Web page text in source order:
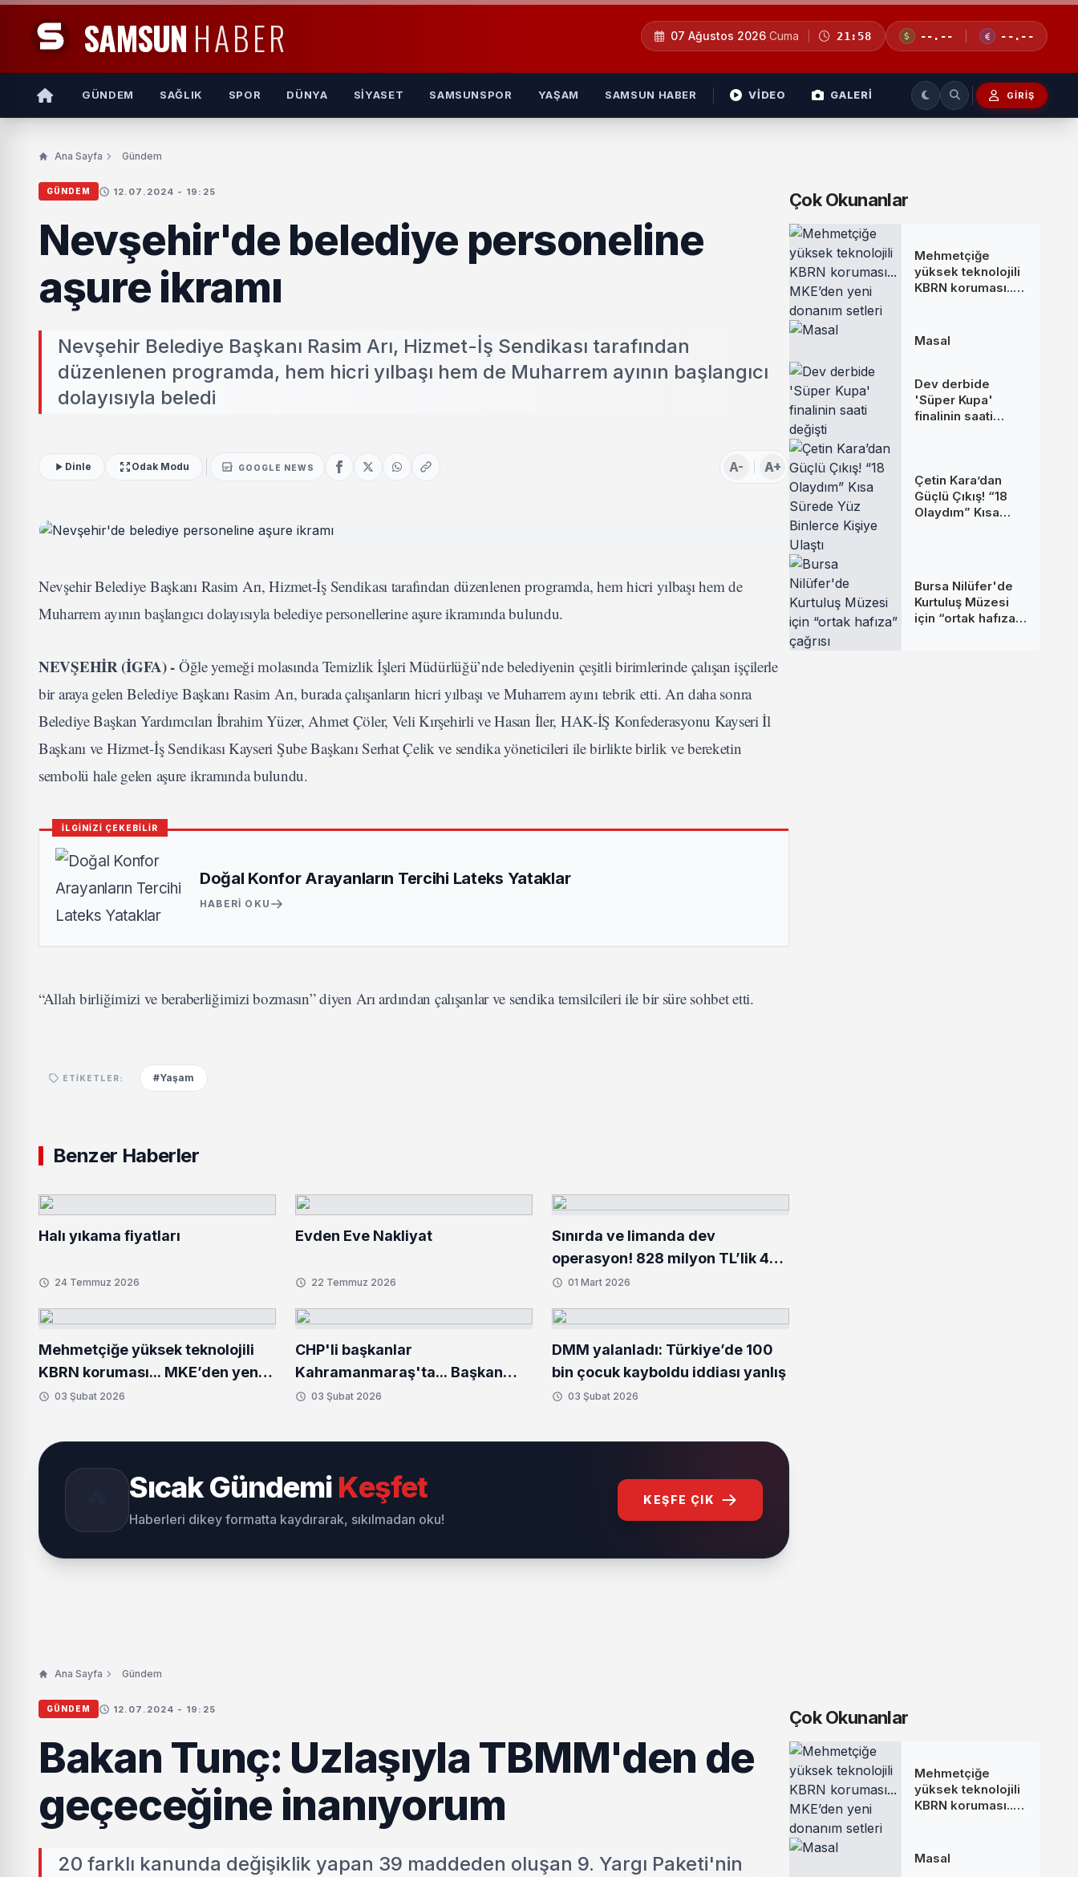
SAMSUN HABER 07 Ağustos 2026 Cuma 21:58 --.-- --.--
GÜNDEM SAĞLIK SPOR DÜNYA SIYASET SAMSUNSPOR YAŞAM SAMSUN HABER VİDEO GALERİ GIRIŞ
Ana Sayfa Gündem
GÜNDEM 12.07.2024 - 19:25
Nevşehir'de belediye personeline
aşure ikramı
Nevşehir Belediye Başkanı Rasim Arı, Hizmet-İş Sendikası tarafından
düzenlenen programda, hem hicri yılbaşı hem de Muharrem ayının başlangıcı
dolayısıyla beledi
Dinle Odak Modu GOOGLE NEWS A- A+
Nevşehir Belediye Başkanı Rasim Arı, Hizmet-İş Sendikası tarafından düzenlenen programda, hem hicri yılbaşı hem de
Muharrem ayının başlangıcı dolayısıyla belediye personellerine aşure ikramında bulundu.
NEVŞEHİR (İGFA) - Öğle yemeği molasında Temizlik İşleri Müdürlüğü’nde belediyenin çeşitli birimlerinde çalışan işçilerle
bir araya gelen Belediye Başkanı Rasim Arı, burada çalışanların hicri yılbaşı ve Muharrem ayını tebrik etti. Arı daha sonra
Belediye Başkan Yardımcıları İbrahim Yüzer, Ahmet Çöler, Veli Kırşehirli ve Hasan İler, HAK-İŞ Konfederasyonu Kayseri İl
Başkanı ve Hizmet-İş Sendikası Kayseri Şube Başkanı Serhat Çelik ve sendika yöneticileri ile birlikte birlik ve bereketin
sembolü hale gelen aşure ikramında bulundu.
İLGİNİZİ ÇEKEBİLİR
Doğal Konfor Arayanların Tercihi Lateks Yataklar
HABERI OKU
“Allah birliğimizi ve beraberliğimizi bozmasın” diyen Arı ardından çalışanlar ve sendika temsilcileri ile bir süre sohbet etti.
ETIKETLER: #Yaşam
Benzer Haberler
Halı yıkama fiyatları
24 Temmuz 2026
Evden Eve Nakliyat
22 Temmuz 2026
Sınırda ve limanda dev
operasyon! 828 milyon TL’lik 484
kilo uyuşturucu ele geçirildi
01 Mart 2026
Mehmetçiğe yüksek teknolojili
KBRN koruması... MKE’den yeni
donanım setleri
03 Şubat 2026
CHP'li başkanlar
Kahramanmaraş'ta... Başkan
Bozbey'den deprem bölgesine
03 Şubat 2026
DMM yalanladı: Türkiye’de 100
bin çocuk kayboldu iddiası yanlış
03 Şubat 2026
Sıcak Gündemi Keşfet
Haberleri dikey formatta kaydırarak, sıkılmadan oku!
KEŞFE ÇIK
Çok Okunanlar
Mehmetçiğe
yüksek teknolojili
KBRN koruması...
Masal
Dev derbide
'Süper Kupa'
finalinin saati
Çetin Kara’dan
Güçlü Çıkış! “18
Olaydım” Kısa
Bursa Nilüfer'de
Kurtuluş Müzesi
için “ortak hafıza”
Ana Sayfa Gündem
GÜNDEM 12.07.2024 - 19:25
Bakan Tunç: Uzlaşıyla TBMM'den de
geçeceğine inanıyorum
20 farklı kanunda değişiklik yapan 39 maddeden oluşan 9. Yargı Paketi'nin
Çok Okunanlar
Mehmetçiğe
yüksek teknolojili
KBRN koruması...
Masal